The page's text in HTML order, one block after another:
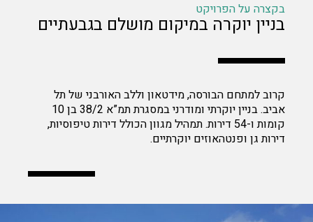
בקצרה על הפרויקט
בניין יוקרה במיקום מושלם בגבעתיים
קרוב למתחם הבורסה, מידטאון וללב האורבני של תל
אביב. בניין יוקרתי ומודרני במסגרת תמ”א 38/2 בן 10
קומות ו-54 דירות. תמהיל מגוון הכולל דירות טיפוסיות,
דירות גן ופנטהאוזים יוקרתיים.